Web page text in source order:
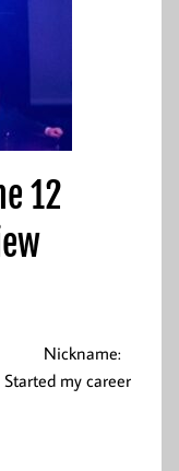
12
my career